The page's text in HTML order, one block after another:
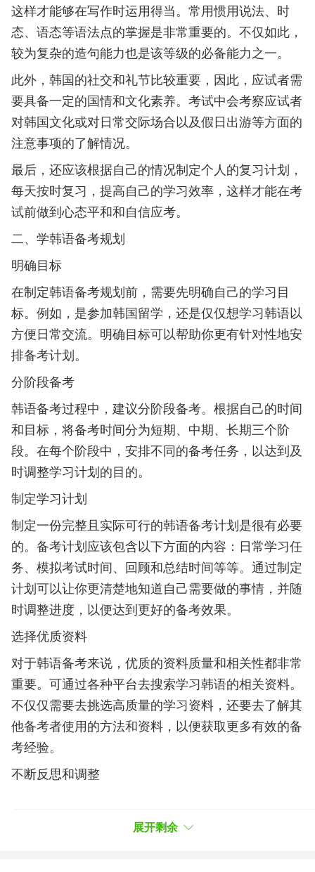
这样才能够在写作时运用得当。常用惯用说法、时
态、语态等语法点的掌握是非常重要的。不仅如此，
较为复杂的造句能力也是该等级的必备能力之一。
此外，韩国的社交和礼节比较重要，因此，应试者需
要具备一定的国情和文化素养。考试中会考察应试者
对韩国文化或对日常交际场合以及假日出游等方面的
注意事项的了解情况。
最后，还应该根据自己的情况制定个人的复习计划，
每天按时复习，提高自己的学习效率，这样才能在考
试前做到心态平和和自信应考。
二、学韩语备考规划
明确目标
在制定韩语备考规划前，需要先明确自己的学习目
标。例如，是参加韩国留学，还是仅仅想学习韩语以
方便日常交流。明确目标可以帮助你更有针对性地安
排备考计划。
分阶段备考
韩语备考过程中，建议分阶段备考。根据自己的时间
和目标，将备考时间分为短期、中期、长期三个阶
段。在每个阶段中，安排不同的备考任务，以达到及
时调整学习计划的目的。
制定学习计划
制定一份完整且实际可行的韩语备考计划是很有必要
的。备考计划应该包含以下方面的内容：日常学习任
务、模拟考试时间、回顾和总结时间等等。通过制定
计划可以让你更清楚地知道自己需要做的事情，并随
时调整进度，以便达到更好的备考效果。
选择优质资料
对于韩语备考来说，优质的资料质量和相关性都非常
重要。可通过各种平台去搜索学习韩语的相关资料。
不仅仅需要去挑选高质量的学习资料，还要去了解其
他备考者使用的方法和资料，以便获取更多有效的备
考经验。
不断反思和调整
查看过去的学习计划是否达到了预期效果，及时对计
展开剩余